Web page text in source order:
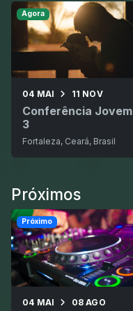
04 MAI 11 NOV
Conferência Jovem
3
Fortaleza, Ceará, Brasil
Agora
Próximos
04 MAI 08 AGO
Próximo